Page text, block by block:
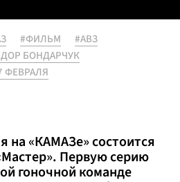
#ФИЛЬМ
#АВЗ
БОНДАРЧУК
ФЕВРАЛЯ
на «КАМАЗе» состоится
Первую серию
гоночной команде